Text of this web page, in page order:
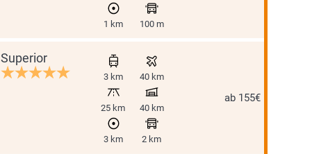
1 km 100 m
Superior
3 km 40 km
25 km 40 km
3 km 2 km
ab 155€